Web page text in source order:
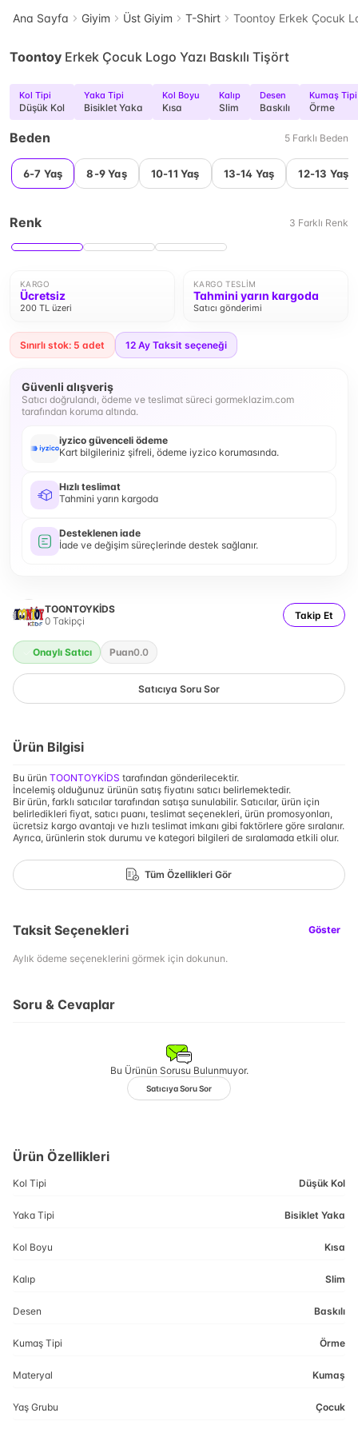
Ana Sayfa Giyim Üst Giyim T-Shirt Toontoy Erkek Çocuk
Toontoy Erkek Çocuk Logo Yazı Baskılı Tişört
Kol Tipi
Düşük Kol
Yaka Tipi
Bisiklet Yaka
Kol Boyu
Kısa
Kalıp
Slim
Desen
Baskılı
Kumaş Tipi
Örme
Beden 5 Farklı Beden
6-7 Yaş 8-9 Yaş 10-11 Yaş 13-14 Yaş 12-13 Yaş
Renk 3 Farklı Renk
KARGO
Ücretsiz
200 TL üzeri
KARGO TESLIM
Tahmini yarın kargoda
Satıcı gönderimi
Sınırlı stok: 5 adet 12 Ay Taksit seçeneği
Güvenli alışveriş
Satıcı doğrulandı, ödeme ve teslimat süreci gormeklazim.com
tarafından koruma altında.
iyzico güvenceli ödeme
Kart bilgileriniz şifreli, ödeme iyzico korumasında.
Hızlı teslimat
Tahmini yarın kargoda
Desteklenen iade
İade ve değişim süreçlerinde destek sağlanır.
TOONTOYKİDS
0 Takipçi Takip Et
Onaylı Satıcı Puan0.0
Satıcıya Soru Sor
Ürün Bilgisi
Bu ürün TOONTOYKİDS tarafından gönderilecektir.
İncelemiş olduğunuz ürünün satış fiyatını satıcı belirlemektedir.
Bir ürün, farklı satıcılar tarafından satışa sunulabilir. Satıcılar, ürün için
belirledikleri fiyat, satıcı puanı, teslimat seçenekleri, ürün promosyonları,
ücretsiz kargo avantajı ve hızlı teslimat imkanı gibi faktörlere göre sıralanır.
Ayrıca, ürünlerin stok durumu ve kategori bilgileri de sıralamada etkili olur.
Tüm Özellikleri Gör
Taksit Seçenekleri Göster
Aylık ödeme seçeneklerini görmek için dokunun.
Soru & Cevaplar
Bu Ürünün Sorusu Bulunmuyor.
Satıcıya Soru Sor
Ürün Özellikleri
Kol Tipi Düşük Kol
Yaka Tipi Bisiklet Yaka
Kol Boyu Kısa
Kalıp Slim
Desen Baskılı
Kumaş Tipi Örme
Materyal Kumaş
Yaş Grubu Çocuk